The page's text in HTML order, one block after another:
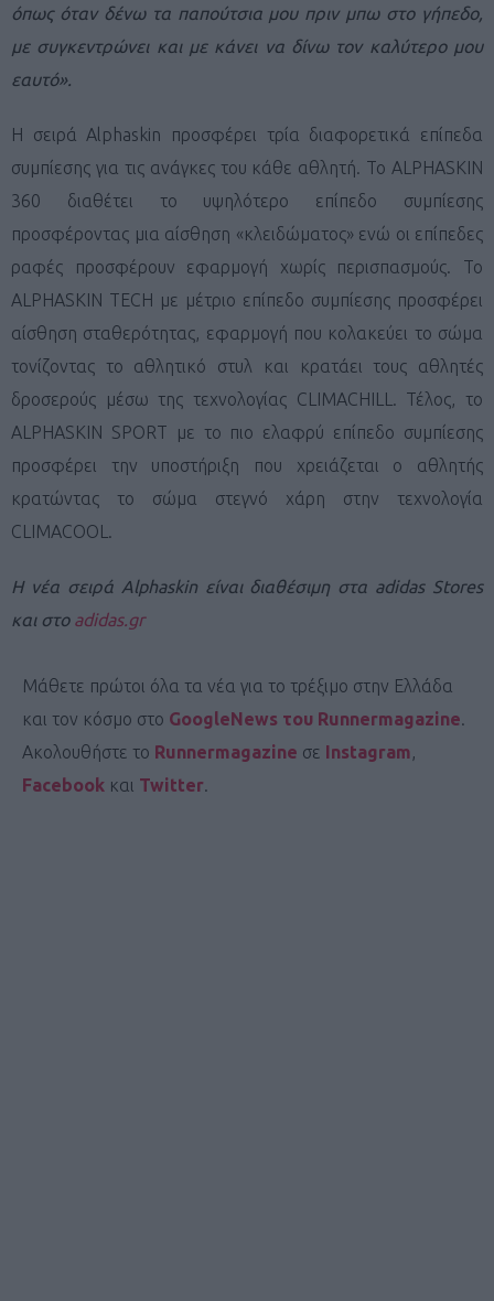
όπως όταν δένω τα παπούτσια μου πριν μπω στο γήπεδο,
με συγκεντρώνει και με κάνει να δίνω τον καλύτερο μου
εαυτό».
Η σειρά Alphaskin προσφέρει τρία διαφορετικά επίπεδα
συμπίεσης για τις ανάγκες του κάθε αθλητή. To ALPHASKIN
360 διαθέτει το υψηλότερο επίπεδο συμπίεσης
προσφέροντας μια αίσθηση «κλειδώματος» ενώ οι επίπεδες
ραφές προσφέρουν εφαρμογή χωρίς περισπασμούς. To
ALPHASKIN TECH με μέτριo επίπεδο συμπίεσης προσφέρει
αίσθηση σταθερότητας, εφαρμογή που κολακεύει το σώμα
τονίζοντας το αθλητικό στυλ και κρατάει τους αθλητές
δροσερούς μέσω της τεχνολογίας CLIMACHILL. Τέλος, το
ALPHASKIN SPORT με το πιο ελαφρύ επίπεδο συμπίεσης
προσφέρει την υποστήριξη που χρειάζεται ο αθλητής
κρατώντας το σώμα στεγνό χάρη στην τεχνολογία
CLIMACOOL.
Η νέα σειρά Alphaskin είναι διαθέσιμη στα adidas Stores
και στο adidas.gr
Μάθετε πρώτοι όλα τα νέα για το τρέξιμο στην Ελλάδα
και τον κόσμο στο GoogleNews του Runnermagazine.
Ακολουθήστε το Runnermagazine σε Instagram,
Facebook και Twitter.